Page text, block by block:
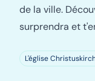
de la ville.
surprendra et
L'église